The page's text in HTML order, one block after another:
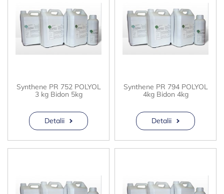
Synthene PR 752 POLYOL
3 kg Bidon 5kg
Detalii
Synthene PR 794 POLYOL
4kg Bidon 4kg
Detalii